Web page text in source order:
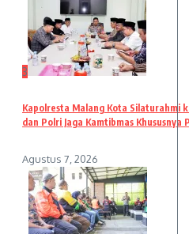
3
Kapolresta Malang Kota Silaturahmi
dan Polri Jaga Kamtibmas Khususnya
Agustus 7, 2026